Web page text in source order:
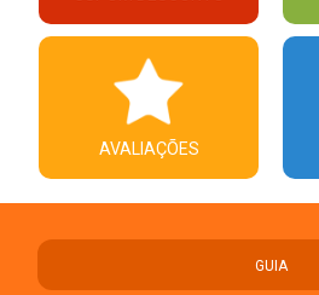
AVALIAÇÕES
GUIA